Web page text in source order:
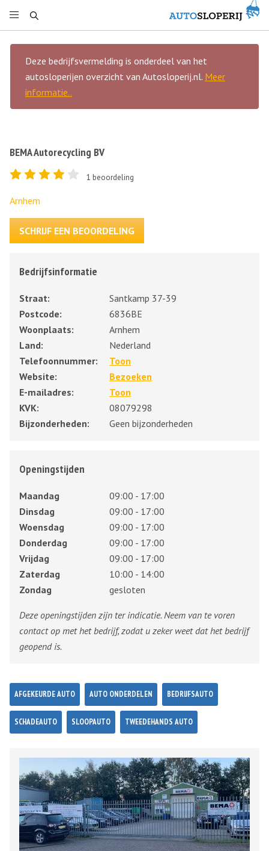
Deze bedrijfsvermelding is onderdeel van het
autosloperijen overzicht van Autosloperij.nl. Meer
informatie..
BEMA Autorecycling BV
1 beoordeling
Arnhem
SCHRIJF EEN BEOORDELING
Bedrijfsinformatie
Straat:
Santkamp 37-39
Postcode:
6836BE
Woonplaats:
Arnhem
Land:
Nederland
Telefoonnummer:
Toon
Website:
Bezoeken
E-mailadres:
Toon
KVK:
08079298
Bijzonderheden:
Geen bijzonderheden
Openingstijden
Maandag
09:00 - 17:00
Dinsdag
09:00 - 17:00
Woensdag
09:00 - 17:00
Donderdag
09:00 - 17:00
Vrijdag
09:00 - 17:00
Zaterdag
10:00 - 14:00
Zondag
gesloten
Deze openingstijden zijn ter indicatie. Neem van te voren
contact op met het bedrijf, zodat u zeker weet dat het bedrijf
geopend is.
AFGEKEURDE AUTO AUTO ONDERDELEN BEDRIJFSAUTO
SCHADEAUTO SLOOPAUTO TWEEDEHANDS AUTO